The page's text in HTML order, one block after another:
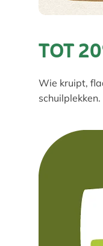
TOT
Wie kruipt,